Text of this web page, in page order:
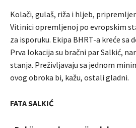
Kolači, gulaš, riža i hljeb,
Vitinici opremljenoj po evropskim
za isporuku. Ekipa BHRT-a kreće sa
Prva lokacija su bračni par Salkić,
stanja. Preživljavaju sa jednom
ovog obroka bi, kažu, ostali gladni.
FATA SALKIĆ